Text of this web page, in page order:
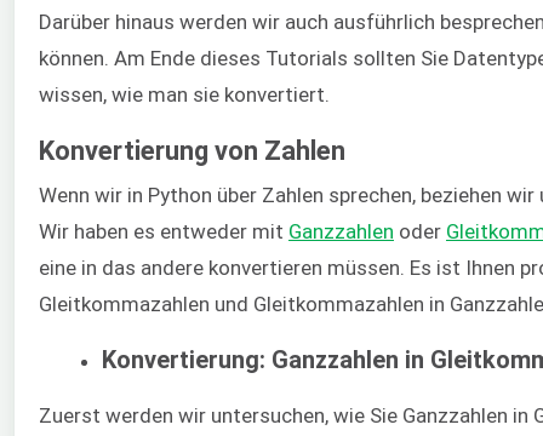
Darüber hinaus werden wir auch ausführlich
können. Am Ende dieses Tutorials sollten Sie
wissen, wie man sie konvertiert.
Konvertierung von Zahlen
Wenn wir in Python über Zahlen sprechen, beziehen
Wir haben es entweder mit Ganzzahlen oder
eine in das andere konvertieren müssen. Es ist Ihnen
Gleitkommazahlen und Gleitkommazahlen in
Konvertierung: Ganzzahlen in
Zuerst werden wir untersuchen, wie Sie Ganzzahlen